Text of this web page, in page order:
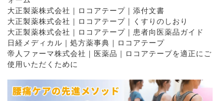
大正製薬株式会社｜ロコアテープ｜添付文書
大正製薬株式会社｜ロコアテープ｜くすりのしおり
大正製薬株式会社｜ロコアテープ｜患者向医薬品ガイド
日経メディカル｜処方薬事典｜ロコアテープ
帝人ファーマ株式会社｜医薬品｜ロコアテープを適正にご
使用いただくために